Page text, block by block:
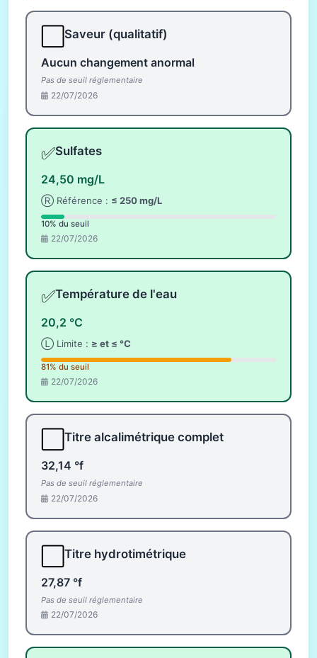
Saveur (qualitatif)
Aucun changement anormal
Pas de seuil réglementaire
22/07/2026
✅Sulfates
24,50 mg/L
Ⓡ Référence : ≤ 250 mg/L
10% du seuil
22/07/2026
✅Température de l'eau
20,2 °C
Ⓛ Limite : ≥ et ≤ °C
81% du seuil
22/07/2026
Titre alcalimétrique complet
32,14 °f
Pas de seuil réglementaire
22/07/2026
Titre hydrotimétrique
27,87 °f
Pas de seuil réglementaire
22/07/2026